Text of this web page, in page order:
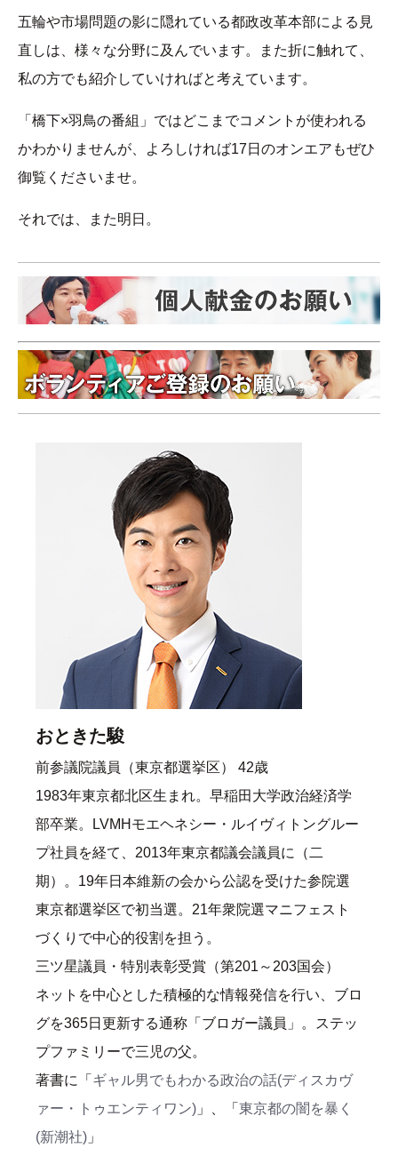
五輪や市場問題の影に隠れている都政改革本部による見
直しは、様々な分野に及んでいます。また折に触れて、
私の方でも紹介していければと考えています。
「橋下×羽鳥の番組」ではどこまでコメントが使われる
かわかりませんが、よろしければ17日のオンエアもぜひ
御覧くださいませ。
それでは、また明日。
おときた駿
前参議院議員（東京都選挙区） 42歳
1983年東京都北区生まれ。早稲田大学政治経済学
部卒業。LVMHモエヘネシー・ルイヴィトングルー
プ社員を経て、2013年東京都議会議員に（二
期）。19年日本維新の会から公認を受けた参院選
東京都選挙区で初当選。21年衆院選マニフェスト
づくりで中心的役割を担う。
三ツ星議員・特別表彰受賞（第201～203国会）
ネットを中心とした積極的な情報発信を行い、ブロ
グを365日更新する通称「ブロガー議員」。ステッ
プファミリーで三児の父。
著書に「 ギャル男でもわかる政治の話(ディスカヴ
ァー・トゥエンティワン) 」、「 東京都の闇を暴く
(新潮社) 」